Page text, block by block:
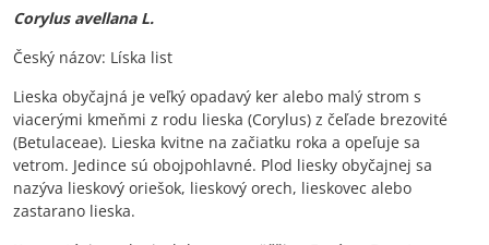
Corylus avellana L.
Český názov: Líska list
Lieska obyčajná je veľký opadavý ker alebo malý strom s
viacerými kmeňmi z rodu lieska (Corylus) z čeľade brezovité
(Betulaceae). Lieska kvitne na začiatku roka a opeľuje sa
vetrom. Jedince sú obojpohlavné. Plod liesky obyčajnej sa
nazýva lieskový oriešok, lieskový orech, lieskovec alebo
zastarano lieska.